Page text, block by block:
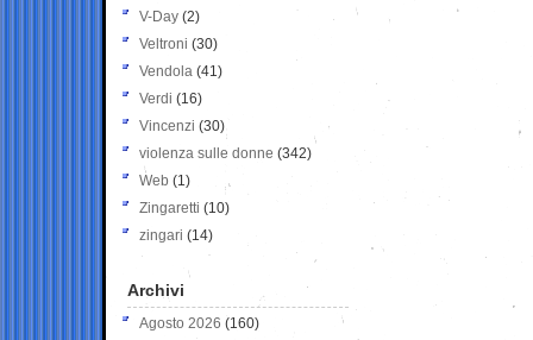
V-Day (2)
Veltroni (30)
Vendola (41)
Verdi (16)
Vincenzi (30)
violenza sulle donne (342)
Web (1)
Zingaretti (10)
zingari (14)
Archivi
Agosto 2026 (160)